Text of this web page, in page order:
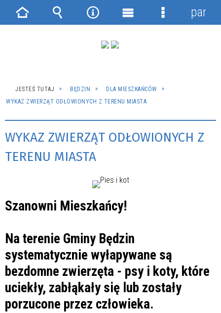
JESTEŚ TUTAJ BĘDZIN
DLA MIESZKAŃCÓW
WYKAZ ZWIERZĄT ODŁOWIONYCH Z TERENU MIASTA
WYKAZ ZWIERZĄT ODŁOWIONYCH Z
TERENU MIASTA
Szanowni Mieszkańcy!
Na terenie Gminy Będzin
systematycznie wyłapywane są
bezdomne zwierzęta - psy i koty, które
uciekły, zabłąkały się lub zostały
porzucone przez człowieka.
Strona Wyszukiwarka
NarzędziaMenu
Menu
panel